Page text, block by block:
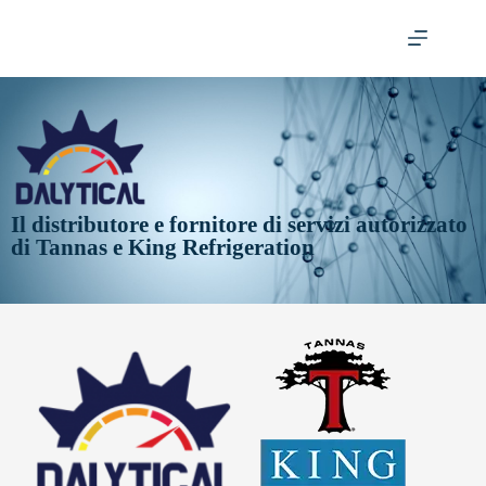
Il distributore e fornitore di servizi autorizzato
di Tannas e King Refrigeration